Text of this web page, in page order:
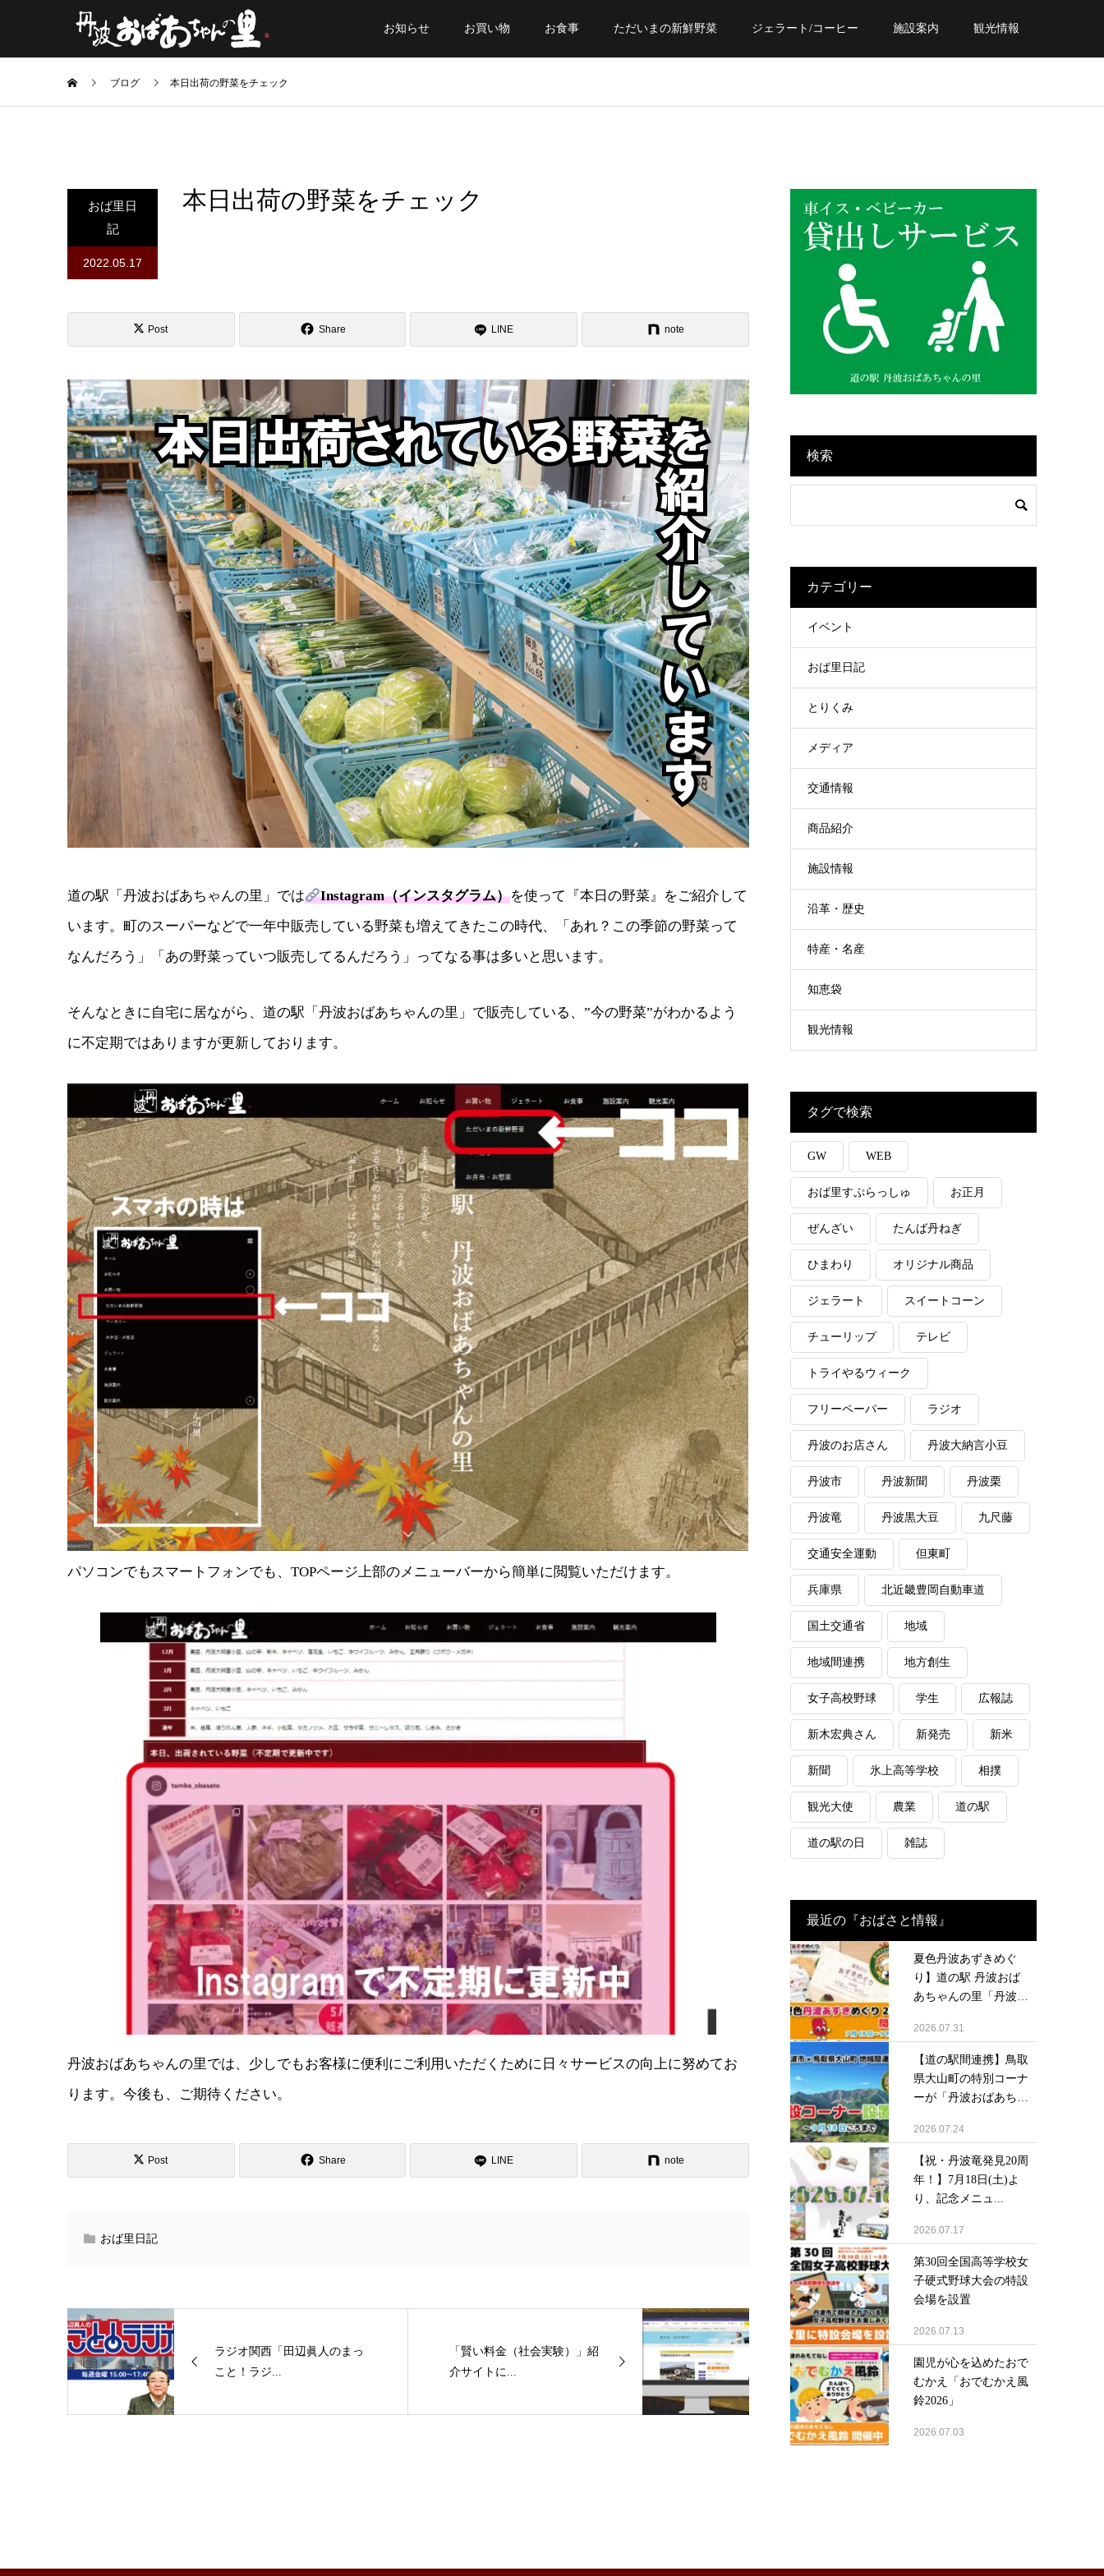
お知らせ お買い物 お食事 ただいまの新鮮野菜 ジェラート/コーヒー 施設案内 観光情報
ブログ 本日出荷の野菜をチェック
おば里日
記
2022.05.17
本日出荷の野菜をチェック
Post Share LINE note
道の駅「丹波おばあちゃんの里」では Instagram（インスタグラム）を使って『本日の野菜』をご紹介して
います。町のスーパーなどで一年中販売している野菜も増えてきたこの時代、「あれ？この季節の野菜って
なんだろう」「あの野菜っていつ販売してるんだろう」ってなる事は多いと思います。
そんなときに自宅に居ながら、道の駅「丹波おばあちゃんの里」で販売している、”今の野菜”がわかるよう
に不定期ではありますが更新しております。
パソコンでもスマートフォンでも、TOPページ上部のメニューバーから簡単に閲覧いただけます。
丹波おばあちゃんの里では、少しでもお客様に便利にご利用いただくために日々サービスの向上に努めてお
ります。今後も、ご期待ください。
Post Share LINE note
おば里日記
ラジオ関西「田辺眞人のまっ
こと！ラジ...
「賢い料金（社会実験）」紹
介サイトに...
検索
カテゴリー
イベント
おば里日記
とりくみ
メディア
交通情報
商品紹介
施設情報
沿革・歴史
特産・名産
知恵袋
観光情報
タグで検索
GW WEB
おば里すぷらっしゅ お正月
ぜんざい たんば丹ねぎ
ひまわり オリジナル商品
ジェラート スイートコーン
チューリップ テレビ
トライやるウィーク
フリーペーパー ラジオ
丹波のお店さん 丹波大納言小豆
丹波市 丹波新聞 丹波栗
丹波竜 丹波黒大豆 九尺藤
交通安全運動 但東町
兵庫県 北近畿豊岡自動車道
国土交通省 地域
地域間連携 地方創生
女子高校野球 学生 広報誌
新木宏典さん 新発売 新米
新聞 氷上高等学校 相撲
観光大使 農業 道の駅
道の駅の日 雑誌
最近の『おばさと情報』
夏色丹波あずきめぐ
り】道の駅 丹波おば
あちゃんの里「丹波大
2026.07.31
【道の駅間連携】鳥取
県大山町の特別コーナ
ーが「丹波おばあち
2026.07.24
【祝・丹波竜発見20周
年！】7月18日(土)よ
り、記念メニュ...
2026.07.17
第30回全国高等学校女
子硬式野球大会の特設
会場を設置
2026.07.13
園児が心を込めたおで
むかえ「おでむかえ風
鈴2026」
2026.07.03